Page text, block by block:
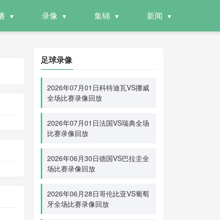
录像 集锦 新闻
足球录像
2026年07月01日科特迪瓦VS挪威
全场比赛录像回放
2026年07月01日法国VS瑞典全场
比赛录像回放
2026年06月30日德国VS巴拉圭全
场比赛录像回放
2026年06月28日哥伦比亚VS葡萄
牙全场比赛录像回放